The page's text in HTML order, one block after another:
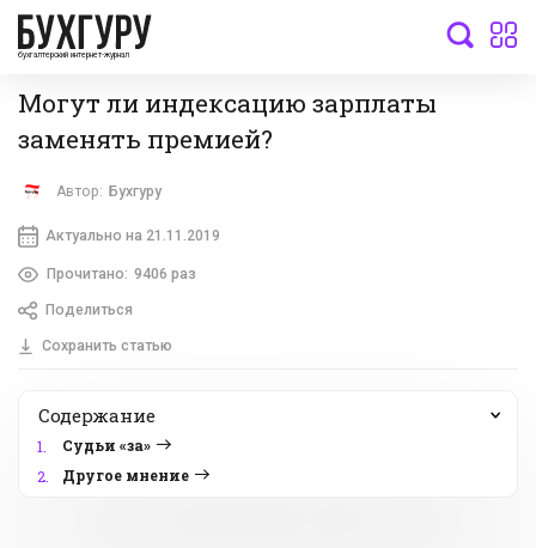
бухгалтерский интернет-журнал
Могут ли индексацию зарплаты
заменять премией?
Автор: Бухгуру
Актуально на 21.11.2019
Прочитано: 9406 раз
Поделиться
Сохранить статью
Содержание
1.
Судьи «за»
2.
Другое мнение